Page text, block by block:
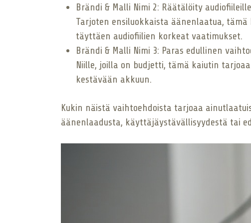
Brändi & Malli Nimi 2: Räätälöity audiofiileille
Tarjoten ensiluokkaista äänenlaatua,
täyttäen audiofiilien korkeat vaatimukset.
Brändi & Malli Nimi 3: Paras edullinen
Niille, joilla on budjetti, tämä kaiutin
kestävään akkuun.
Kukin näistä vaihtoehdoista tarjoaa
äänenlaadusta, käyttäjäystävällisyydestä tai